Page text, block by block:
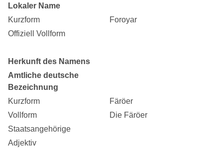
Lokaler Name
Kurzform
Foroyar
Offiziell Vollform
Herkunft des Namens
Amtliche deutsche
Bezeichnung
Kurzform
Färöer
Vollform
Die Färöer
Staatsangehörige
Adjektiv